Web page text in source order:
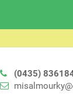
(0435)